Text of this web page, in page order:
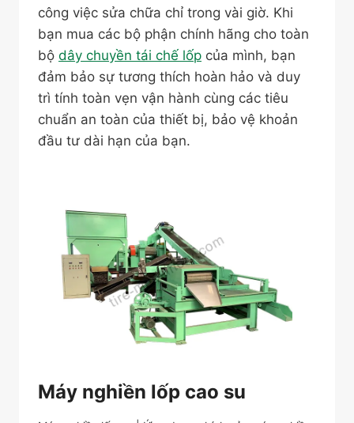
công việc sửa chữa chỉ trong vài giờ. Khi
bạn mua các bộ phận chính hãng cho toàn
bộ dây chuyền tái chế lốp của mình, bạn
đảm bảo sự tương thích hoàn hảo và duy
trì tính toàn vẹn vận hành cùng các tiêu
chuẩn an toàn của thiết bị, bảo vệ khoản
đầu tư dài hạn của bạn.
Máy nghiền lốp cao su